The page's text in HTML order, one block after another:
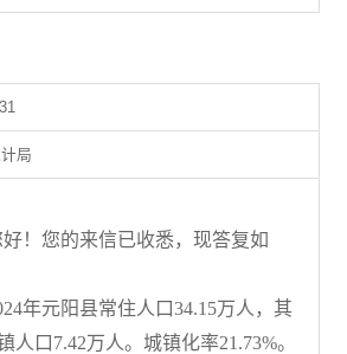
局
好！您的来信已收悉，现答复如
年元阳县常住人口34.15万人 ，其
人口 7.42万人。城镇化率21.73%。